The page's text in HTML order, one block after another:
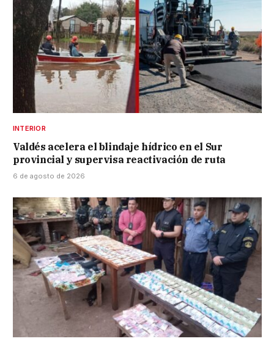
INTERIOR
Valdés acelera el blindaje hídrico en el Sur
provincial y supervisa reactivación de ruta
6 de agosto de 2026